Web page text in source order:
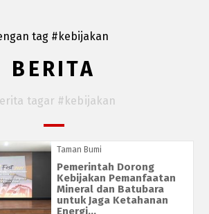
tag #kebijakan
BERITA
tagar #kebijakan
Taman Bumi
Pemerintah Dorong
Kebijakan Pemanfaatan
Mineral dan Batubara
untuk Jaga Ketahanan
Energi...